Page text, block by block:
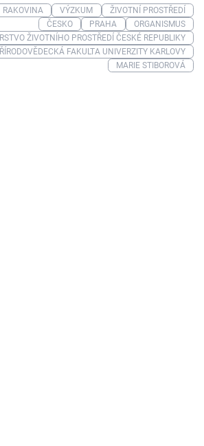
RAKOVINA VÝZKUM
ŽIVOTNÍ PROSTŘEDÍ
ČESKO
PRAHA
ORGANISMUS
ŽIVOTNÍHO PROSTŘEDÍ ČESKÉ REPUBLIKY
FAKULTA UNIVERZITY KARLOVY
MARIE STIBOROVÁ